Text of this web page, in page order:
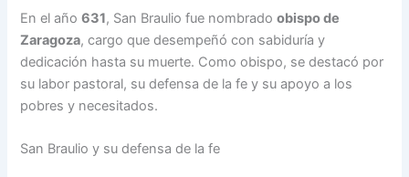
En el año631, San Braulio fue nombradoobispo de
Zaragoza, cargo que desempeñó con sabiduría y
dedicación hasta su muerte. Como obispo, se destacó por
su labor pastoral, su defensa de la fe y su apoyo a los
pobres y necesitados.
San Braulio y su defensa de la fe